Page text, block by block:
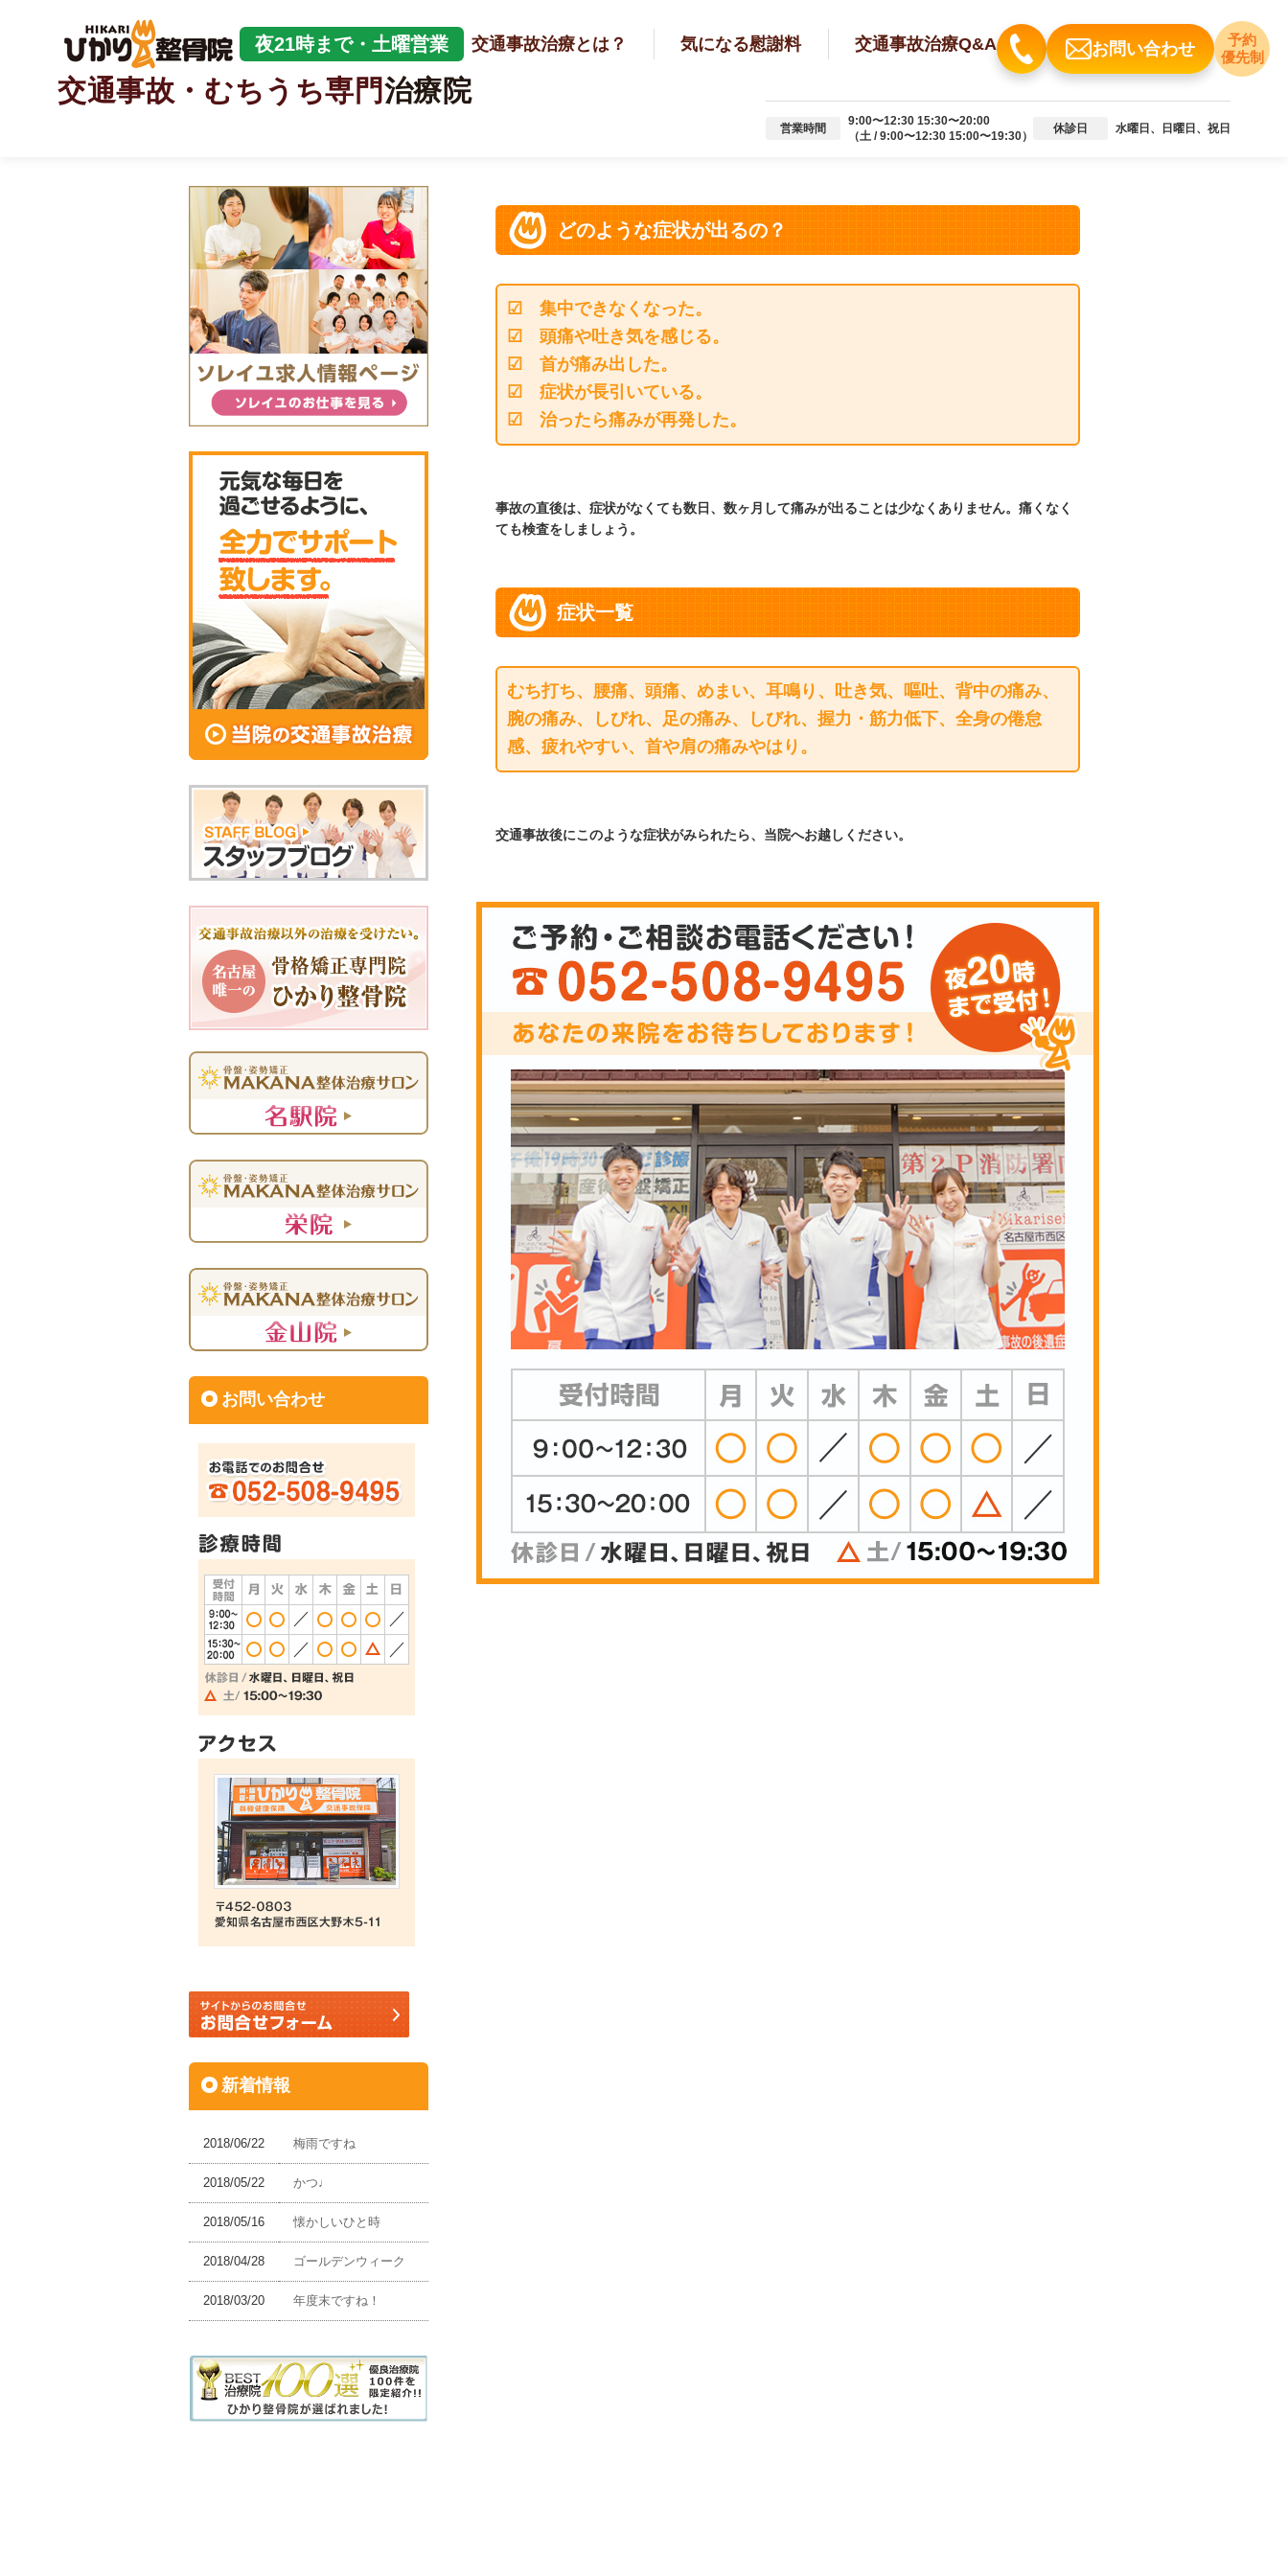
夜21時まで・土曜営業
交通事故・むちうち専門治療院
交通事故治療とは？ 気になる慰謝料 交通事故治療Q&A お問い合わせ
予約
優先制
営業時間
9:00〜12:30 15:30〜20:00
（土 / 9:00〜12:30 15:00〜19:30）
休診日 水曜日、日曜日、祝日
どのような症状が出るの？
☑ 集中できなくなった。
☑ 頭痛や吐き気を感じる。
☑ 首が痛み出した。
☑ 症状が長引いている。
☑ 治ったら痛みが再発した。
事故の直後は、症状がなくても数日、数ヶ月して痛みが出ることは少なくありません。痛くなく
ても検査をしましょう。
症状一覧
むち打ち、腰痛、頭痛、めまい、耳鳴り、吐き気、嘔吐、背中の痛み、
腕の痛み、しびれ、足の痛み、しびれ、握力・筋力低下、全身の倦怠
感、疲れやすい、首や肩の痛みやはり。
交通事故後にこのような症状がみられたら、当院へお越しください。
お問い合わせ
新着情報
2018/06/22 梅雨ですね
2018/05/22 かつ♩
2018/05/16 懐かしいひと時
2018/04/28 ゴールデンウィーク
2018/03/20 年度末ですね！